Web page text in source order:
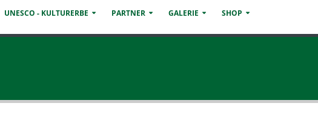
UNESCO - KULTURERBE PARTNER GALERIE SHOP